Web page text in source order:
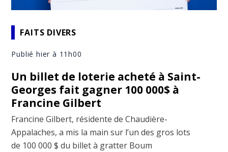
FAITS DIVERS
Publié hier à 11h00
Un billet de loterie acheté à Saint-
Georges fait gagner 100 000$ à
Francine Gilbert
Francine Gilbert, résidente de Chaudière-
Appalaches, a mis la main sur l’un des gros lots
de 100 000 $ du billet à gratter Boum